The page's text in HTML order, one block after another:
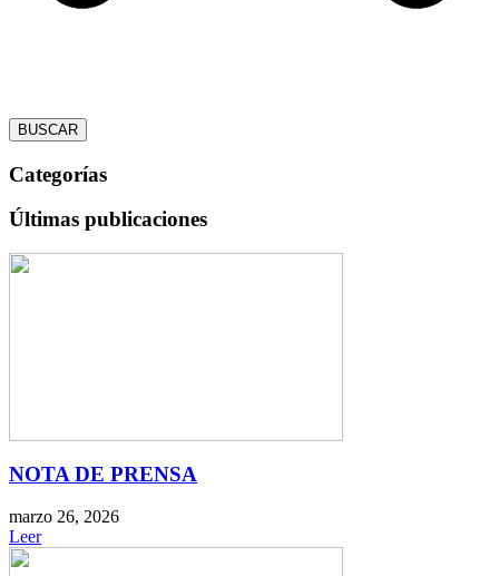
BUSCAR
Categorías
Últimas publicaciones
NOTA DE PRENSA
marzo 26, 2026
Leer